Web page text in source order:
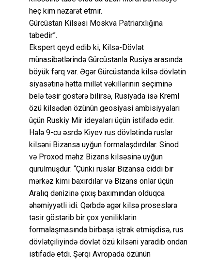
heç kim nəzarət etmir.
Gürcüstan Kilsəsi Moskva Patriarxlığına
tabedir”.
Ekspert qeyd edib ki, Kilsə-Dövlət
münasibətlərində Gürcüstanla Rusiya arasında
böyük fərq var. Əgər Gürcüstanda kilsə dövlətin
siyasətinə hətta millət vəkillərinin seçiminə
belə təsir göstərə bilirsə, Rusiyada isə Kreml
özü kilsədən özünün geosiyasi ambisiyyaları
üçün Ruskiy Mir ideyaları üçün istifadə edir.
Hələ 9-cu əsrdə Kiyev rus dövlətində ruslar
kilsəni Bizansa uyğun formalaşdırdılar. Sinod
və Proxod məhz Bizans kilsəsinə uyğun
qurulmuşdur: “Çünki ruslar Bizansa ciddi bir
mərkəz kimi baxırdılar və Bizans onlar üçün
Aralıq dənizinə çıxış baxımından olduqca
əhəmiyyətli idi. Qərbdə əgər kilsə proseslərə
təsir göstərib bir çox yeniliklərin
formalaşmasında birbaşa iştrak etmişdisə, rus
dövlətçiliyində dövlət özü kilsəni yaradıb ondan
istifadə etdi. Şərqi Avropada özünün